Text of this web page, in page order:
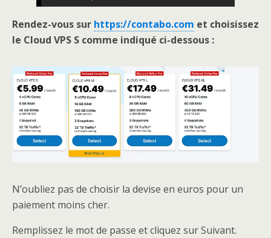
Rendez-vous sur https://contabo.com et choisissez
le Cloud VPS S comme indiqué ci-dessous :
N’oubliez pas de choisir la devise en euros pour un
paiement moins cher.
Remplissez le mot de passe et cliquez sur Suivant.